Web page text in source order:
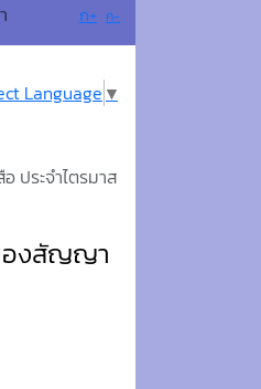
ก+ ก-
Language ▼
ประจำไตรมาส
องสัญญา